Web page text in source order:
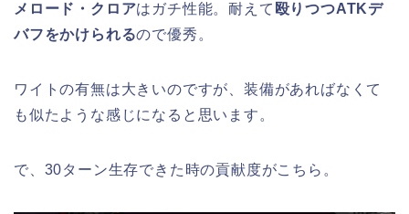
メロード・クロアはガチ性能。耐えて 殴りつつATKデ
バフをかけられるので優秀。
ワイトの有無は大きいのですが、装備があればなくて
も似たような感じになると思います。
で、30ターン生存できた時の貢献度がこちら。